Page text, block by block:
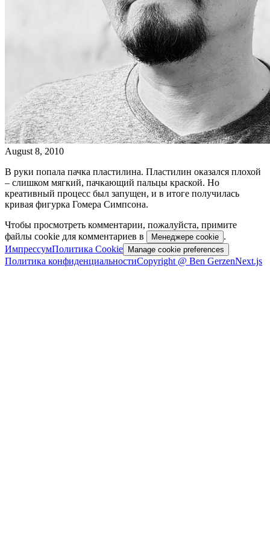
August 8, 2010
В руки попала пачка пластилина. Пластилин оказался плохой
– cлишком мягкий, пачкающий пальцы краской. Но
креативный процесс был запущен, и в итоге получилась
кривая фигурка Гомера Симпсона.
Чтобы просмотреть комментарии, пожалуйста, примите
файлы cookie для комментариев в
Менеджере cookie .
ИмпрессумПолитика Cookie Manage cookie preferences
Политика конфиденциальностиCopyright @ Ben GerzenNext.js